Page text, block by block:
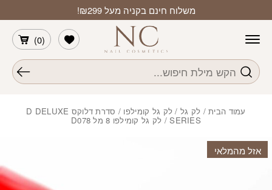
משלוח חינם בקניה מעל ₪299!
חיפוש
(
0
)
הרשימה שלי
עמוד הבית/ לק גל / לק גל קומילפו / סדרת דלוקס D DELUXE
SERIES/ לק גל קומילפו 8 מל D078
אזל מהמלאי